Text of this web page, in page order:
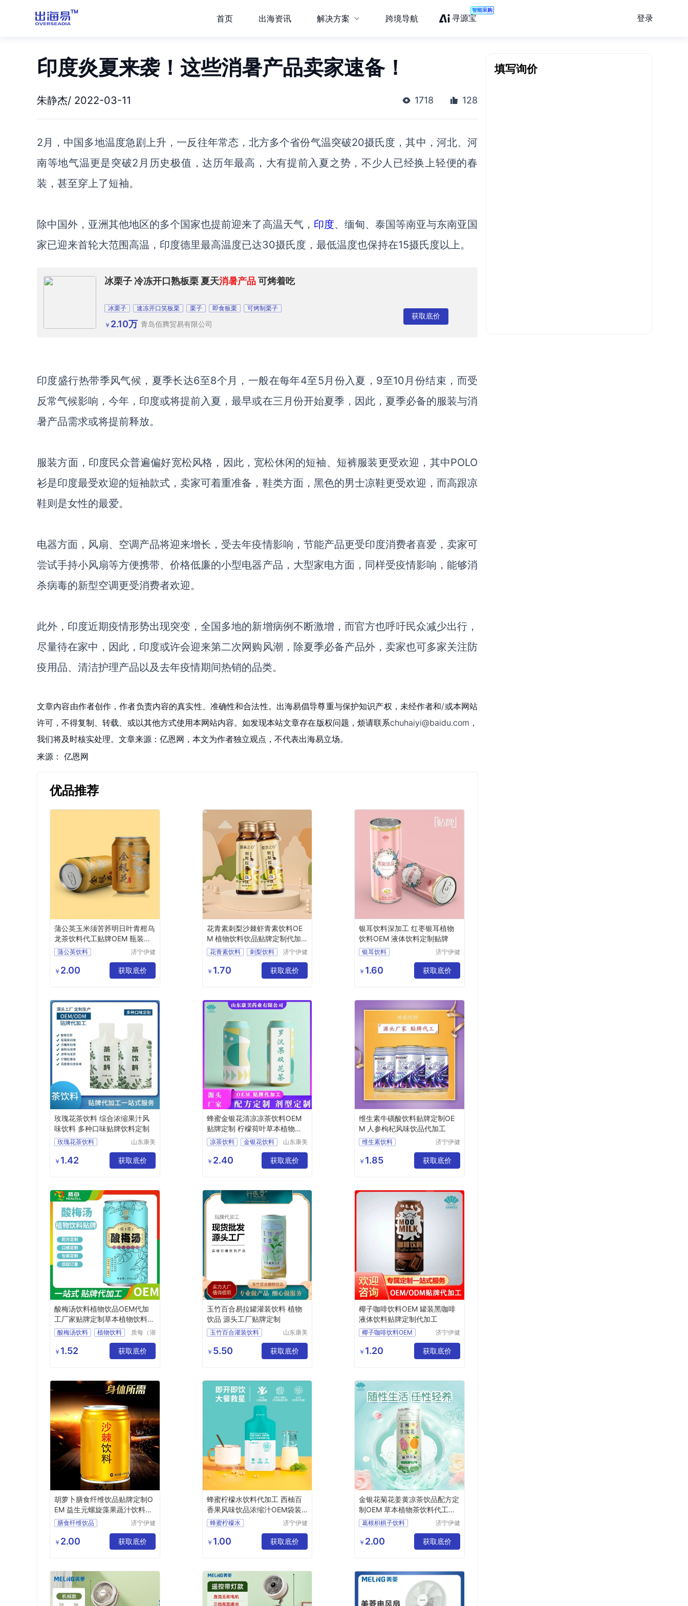
首页 出海资讯 解决方案 跨境导航 寻源宝
智能采购
登录
印度炎夏来袭！这些消暑产品卖家速备！
朱静杰/ 2022-03-11 1718 128
2月，中国多地温度急剧上升，一反往年常态，北方多个省份气温突破20摄氏度，其中，河北、河
南等地气温更是突破2月历史极值，达历年最高，大有提前入夏之势，不少人已经换上轻便的春
装，甚至穿上了短袖。
除中国外，亚洲其他地区的多个国家也提前迎来了高温天气， 印度、缅甸、泰国等南亚与东南亚国
家已迎来首轮大范围高温，印度德里最高温度已达30摄氏度，最低温度也保持在15摄氏度以上。
冰栗子 冷冻开口熟板栗 夏天消暑产品可烤着吃
冰栗子 速冻开口笑板栗 栗子 即食板栗 可烤制栗子
￥ 2.10万 青岛佰腾贸易有限公司
获取底价
印度盛行热带季风气候，夏季长达6至8个月，一般在每年4至5月份入夏，9至10月份结束，而受
反常气候影响，今年，印度或将提前入夏，最早或在三月份开始夏季，因此，夏季必备的服装与消
暑产品需求或将提前释放。
服装方面，印度民众普遍偏好宽松风格，因此，宽松休闲的短袖、短裤服装更受欢迎，其中POLO
衫是印度最受欢迎的短袖款式，卖家可着重准备，鞋类方面，黑色的男士凉鞋更受欢迎，而高跟凉
鞋则是女性的最爱。
电器方面，风扇、空调产品将迎来增长，受去年疫情影响，节能产品更受印度消费者喜爱，卖家可
尝试手持小风扇等方便携带、价格低廉的小型电器产品，大型家电方面，同样受疫情影响，能够消
杀病毒的新型空调更受消费者欢迎。
此外，印度近期疫情形势出现突变，全国多地的新增病例不断激增，而官方也呼吁民众减少出行，
尽量待在家中，因此，印度或许会迎来第二次网购风潮，除夏季必备产品外，卖家也可多家关注防
疫用品、清洁护理产品以及去年疫情期间热销的品类。
文章内容由作者创作，作者负责内容的真实性、准确性和合法性。出海易倡导尊重与保护知识产权，未经作者和/或本网站
许可，不得复制、转载、或以其他方式使用本网站内容。如发现本站文章存在版权问题，烦请联系chuhaiyi@baidu.com，
我们将及时核实处理。文章来源：亿恩网，本文为作者独立观点，不代表出海易立场。
来源： 亿恩网
优品推荐
蒲公英玉米须苦荞明日叶青柑乌
龙茶饮料代工贴牌OEM 瓶装罐
装定制
蒲公英饮料
苦荞明日叶饮料
饮料代工
济宁伊健
药有限公
司
￥ 2.00 获取底价
花青素刺梨沙棘虾青素饮料OE
M 植物饮料饮品贴牌定制代加
工花青素饮料
刺梨饮料
虾青素饮料
饮料代加工
济宁伊健
药有限公
司
￥ 1.70 获取底价
银耳饮料深加工 红枣银耳植物
饮料OEM 液体饮料定制贴牌
银耳饮料
植物饮料加工厂
液体饮料代加工厂家
济宁伊健
药有限公
司
￥ 1.60 获取底价
玫瑰花茶饮料 综合浓缩果汁风
味饮料 多种口味贴牌饮料定制
玫瑰花茶饮料
浓缩茶饮料
山东康美
公司
￥ 1.42 获取底价
蜂蜜金银花清凉凉茶饮料OEM
贴牌定制 柠檬荷叶草本植物饮
品代加工
凉茶饮料
金银花饮料
植物饮料
饮料代加工
山东康美
公司
￥ 2.40 获取底价
维生素牛磺酸饮料贴牌定制OE
M 人参枸杞风味饮品代加工
维生素饮料
人参饮料
枸杞饮料
饮品代加工
济宁伊健
药有限公
司
￥ 1.85 获取底价
酸梅汤饮料植物饮品OEM代加
工厂家贴牌定制草本植物饮料代
工酸梅汤饮料
植物饮料
质每（湖
科技有限
公司
￥ 1.52 获取底价
玉竹百合易拉罐灌装饮料 植物
饮品 源头工厂贴牌定制
玉竹百合灌装饮料
植物饮品灌装饮料加工定制
山东康美
公司
￥ 5.50 获取底价
椰子咖啡饮料OEM 罐装黑咖啡
液体饮料贴牌定制代加工
椰子咖啡饮料OEM
壳寡糖排油咖啡
济宁伊健
药有限公
司
￥ 1.20 获取底价
胡萝卜膳食纤维饮品贴牌定制O
EM 益生元螺旋藻果蔬汁饮料代
加工厂
膳食纤维饮品
螺旋藻饮料
济宁伊健
药有限公
司
￥ 2.00 获取底价
蜂蜜柠檬水饮料代加工 西柚百
香果风味饮品浓缩汁OEM袋装
定制
蜂蜜柠檬水
百香果饮料
济宁伊健
药有限公
司
￥ 1.00 获取底价
金银花菊花姜黄凉茶饮品配方定
制OEM 草本植物茶饮料代工贴
牌葛根枳椇子饮料
茶饮料代工贴牌
祛火饮料
济宁伊健
药有限公
司
￥ 2.00 获取底价
填写询价